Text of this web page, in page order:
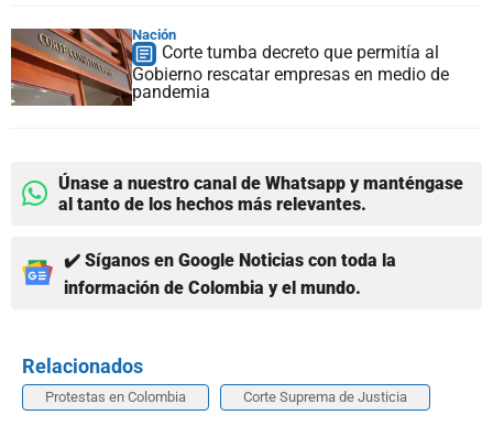
Nación
Corte tumba decreto que permitía al
Gobierno rescatar empresas en medio de
pandemia
Únase a nuestro canal de Whatsapp y manténgase
al tanto de los hechos más relevantes.
✔️ Síganos en Google Noticias con toda la
información de Colombia y el mundo.
Relacionados
Protestas en Colombia Corte Suprema de Justicia